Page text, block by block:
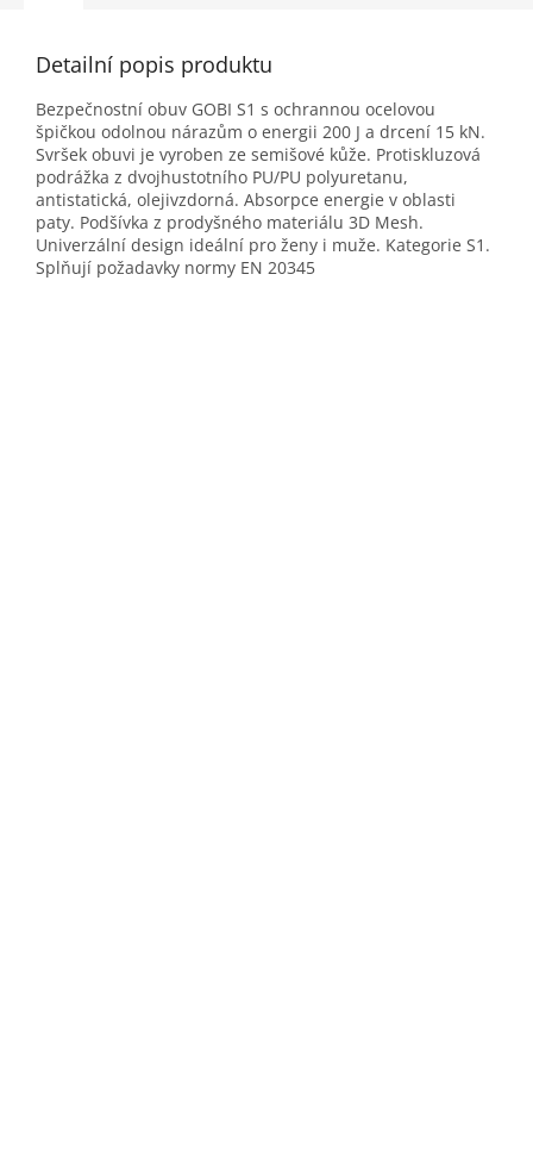
Detailní popis produktu
Bezpečnostní obuv GOBI S1 s ochrannou ocelovou
špičkou odolnou nárazům o energii 200 J a drcení 15 kN.
Svršek obuvi je vyroben ze semišové kůže. Protiskluzová
podrážka z dvojhustotního PU/PU polyuretanu,
antistatická, olejivzdorná. Absorpce energie v oblasti
paty. Podšívka z prodyšného materiálu 3D Mesh.
Univerzální design ideální pro ženy i muže. Kategorie S1.
Splňují požadavky normy EN 20345